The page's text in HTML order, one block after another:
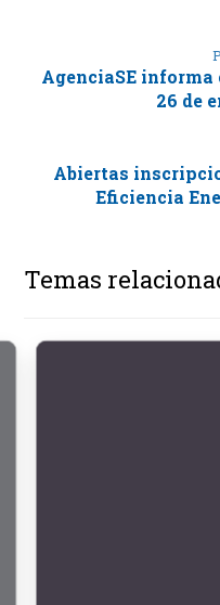
AgenciaSE
26 de
Abiertas
Eficiencia
Temas